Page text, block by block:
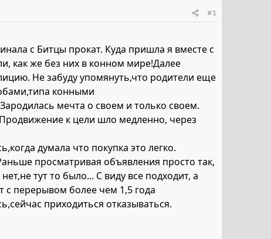
#1
с Битцы прокат. Куда пришла я вместе с
как же без них в конном мире!Далее
Не забуду упомянуть,что родители еще
конными
мечта о своем и только своем.
к цели шло медленно, через
думала что покупка это легко.
просматривая объявления просто так,
тут то было... С виду все подходит, а
с перерывом более чем 1,5 года
приходиться отказываться.